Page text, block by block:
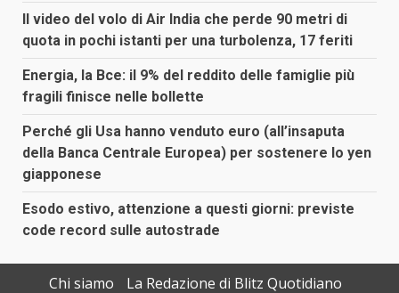
Il video del volo di Air India che perde 90 metri di
quota in pochi istanti per una turbolenza, 17 feriti
Energia, la Bce: il 9% del reddito delle famiglie più
fragili finisce nelle bollette
Perché gli Usa hanno venduto euro (all’insaputa
della Banca Centrale Europea) per sostenere lo yen
giapponese
Esodo estivo, attenzione a questi giorni: previste
code record sulle autostrade
Chi siamo La Redazione di Blitz Quotidiano